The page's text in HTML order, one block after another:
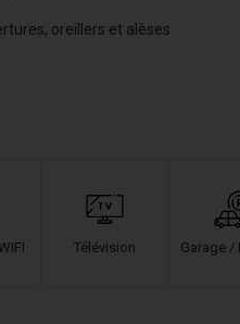
oreillers et alèses
Télévision Garage /